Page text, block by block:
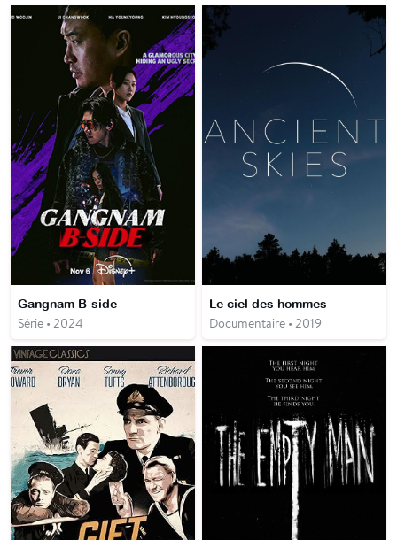
Gangnam B-side
Série • 2024
Le ciel des hommes
Documentaire • 2019